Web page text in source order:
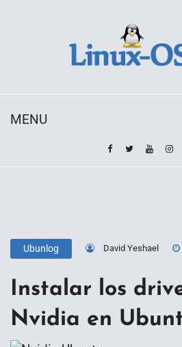
MENU
Ubunlog David Yeshael
Instalar los
Nvidia en